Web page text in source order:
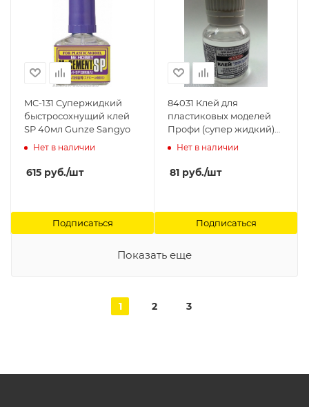
MC-131 Супержидкий
быстросохнущий клей
SP 40мл Gunze Sangyo
Нет в наличии
615 руб./шт
Подписаться
84031 Клей для
пластиковых моделей
Профи (супер жидкий)
10 мл АКАН
Нет в наличии
81 руб./шт
Подписаться
Показать еще
1 2 3